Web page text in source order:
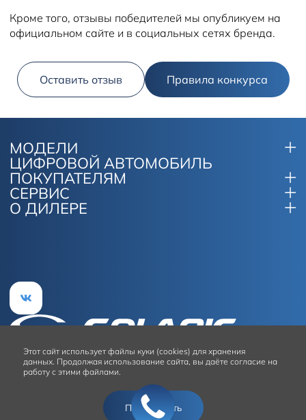
Кроме того, отзывы победителей мы опубликуем на
официальном сайте и в социальных сетях бренда.
Оставить отзыв Правила конкурса
МОДЕЛИ
ЦИФРОВОЙ АВТОМОБИЛЬ
ПОКУПАТЕЛЯМ
СЕРВИС
О ДИЛЕРЕ
Условия использования сайта
Этот сайт использует файлы куки (cookies) для хранения
данных. Продолжая использование сайта, вы даёте согласие на
работу с этими файлами.
Подтвердить